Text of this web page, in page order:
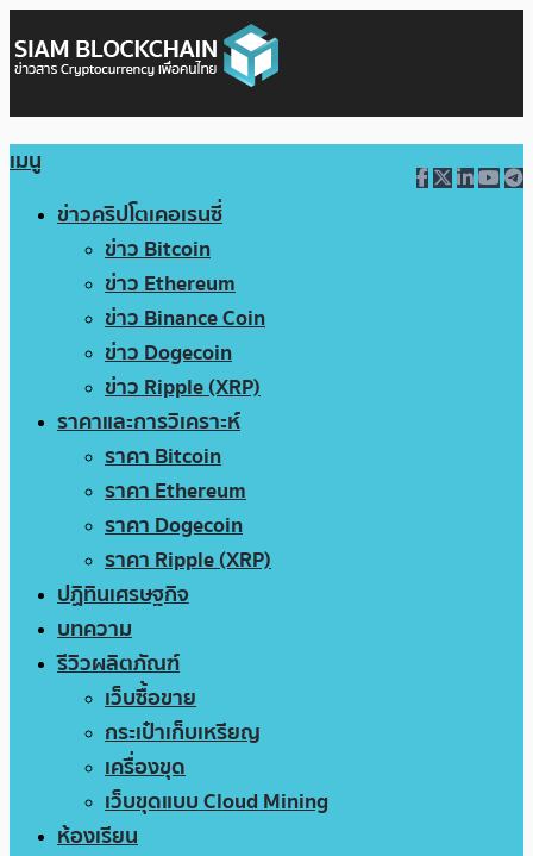
เมนู
ข่าวคริปโตเคอเรนซี่
ข่าว Bitcoin
ข่าว Ethereum
ข่าว Binance Coin
ข่าว Dogecoin
ข่าว Ripple (XRP)
ราคาและการวิเคราะห์
ราคา Bitcoin
ราคา Ethereum
ราคา Dogecoin
ราคา Ripple (XRP)
ปฏิทินเศรษฐกิจ
บทความ
รีวิวผลิตภัณฑ์
เว็บซื้อขาย
กระเป๋าเก็บเหรียญ
เครื่องขุด
เว็บขุดแบบ Cloud Mining
ห้องเรียน